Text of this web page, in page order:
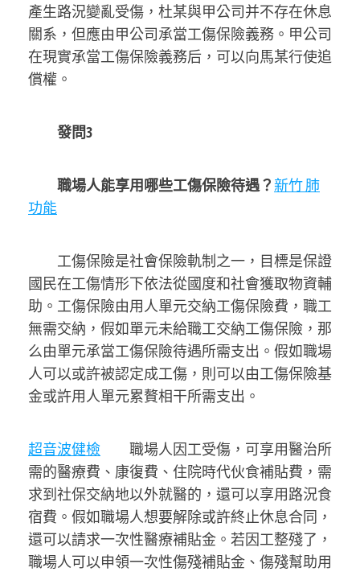
產生路況變亂受傷，杜某與甲公司并不存在休息
關系，但應由甲公司承當工傷保險義務。甲公司
在現實承當工傷保險義務后，可以向馬某行使追
償權。
發問3
職場人能享用哪些工傷保險待遇？新竹 肺
功能
工傷保險是社會保險軌制之一，目標是保證
國民在工傷情形下依法從國度和社會獲取物資輔
助。工傷保險由用人單元交納工傷保險費，職工
無需交納，假如單元未給職工交納工傷保險，那
么由單元承當工傷保險待遇所需支出。假如職場
人可以或許被認定成工傷，則可以由工傷保險基
金或許用人單元累贅相干所需支出。
超音波健檢 職場人因工受傷，可享用醫治所
需的醫療費、康復費、住院時代伙食補貼費，需
求到社保交納地以外就醫的，還可以享用路況食
宿費。假如職場人想要解除或許終止休息合同，
還可以請求一次性醫療補貼金。若因工整殘了，
職場人可以申領一次性傷殘補貼金、傷殘幫助用